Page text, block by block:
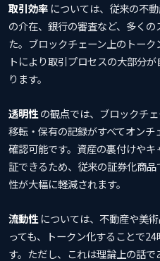
取引効率 については、従来の不
の介在、銀行の審査など、多く
た。ブロックチェーン上のトー
トにより取引プロセスの大部分
ります。
透明性の観点では、ブロックチ
移転・保有の記録がすべてオン
確認可能です。資産の裏付けや
証できるため、従来の証券化商
性が大幅に軽減されます。
流動性については、不動産や美
っても、トークン化することで
す。ただし、これは理論上の話